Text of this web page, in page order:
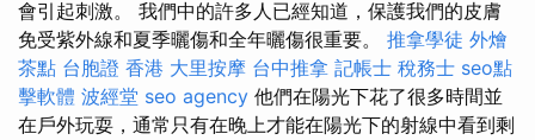
會引起刺激。 我們中的許多人已經知道，保護我們的皮膚
免受紫外線和夏季曬傷和全年曬傷很重要。 推拿學徒 外燴
茶點 台胞證 香港 大里按摩 台中推拿 記帳士 稅務士 seo點
擊軟體 波經堂 seo agency 他們在陽光下花了很多時間並
在戶外玩耍，通常只有在晚上才能在陽光下的射線中看到剩